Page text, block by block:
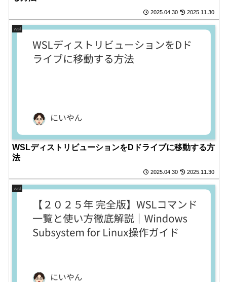
2025.04.30 2025.11.30
wsl
WSLディストリビューションをDドライブに移動する方
法
2025.04.30 2025.11.30
wsl